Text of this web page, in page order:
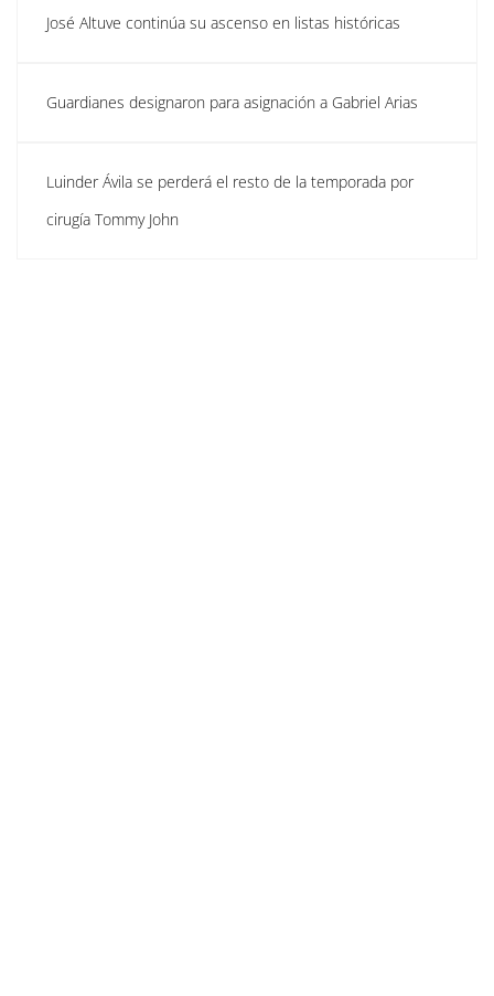
José Altuve continúa su ascenso en listas históricas
Guardianes designaron para asignación a Gabriel Arias
Luinder Ávila se perderá el resto de la temporada por
cirugía Tommy John